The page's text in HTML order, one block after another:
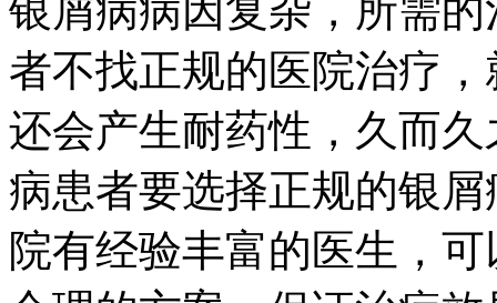
银屑病病因复杂，所需
者不找正规的医院治疗
还会产生耐药性，久而
病患者要选择正规的银
院有经验丰富的医生，